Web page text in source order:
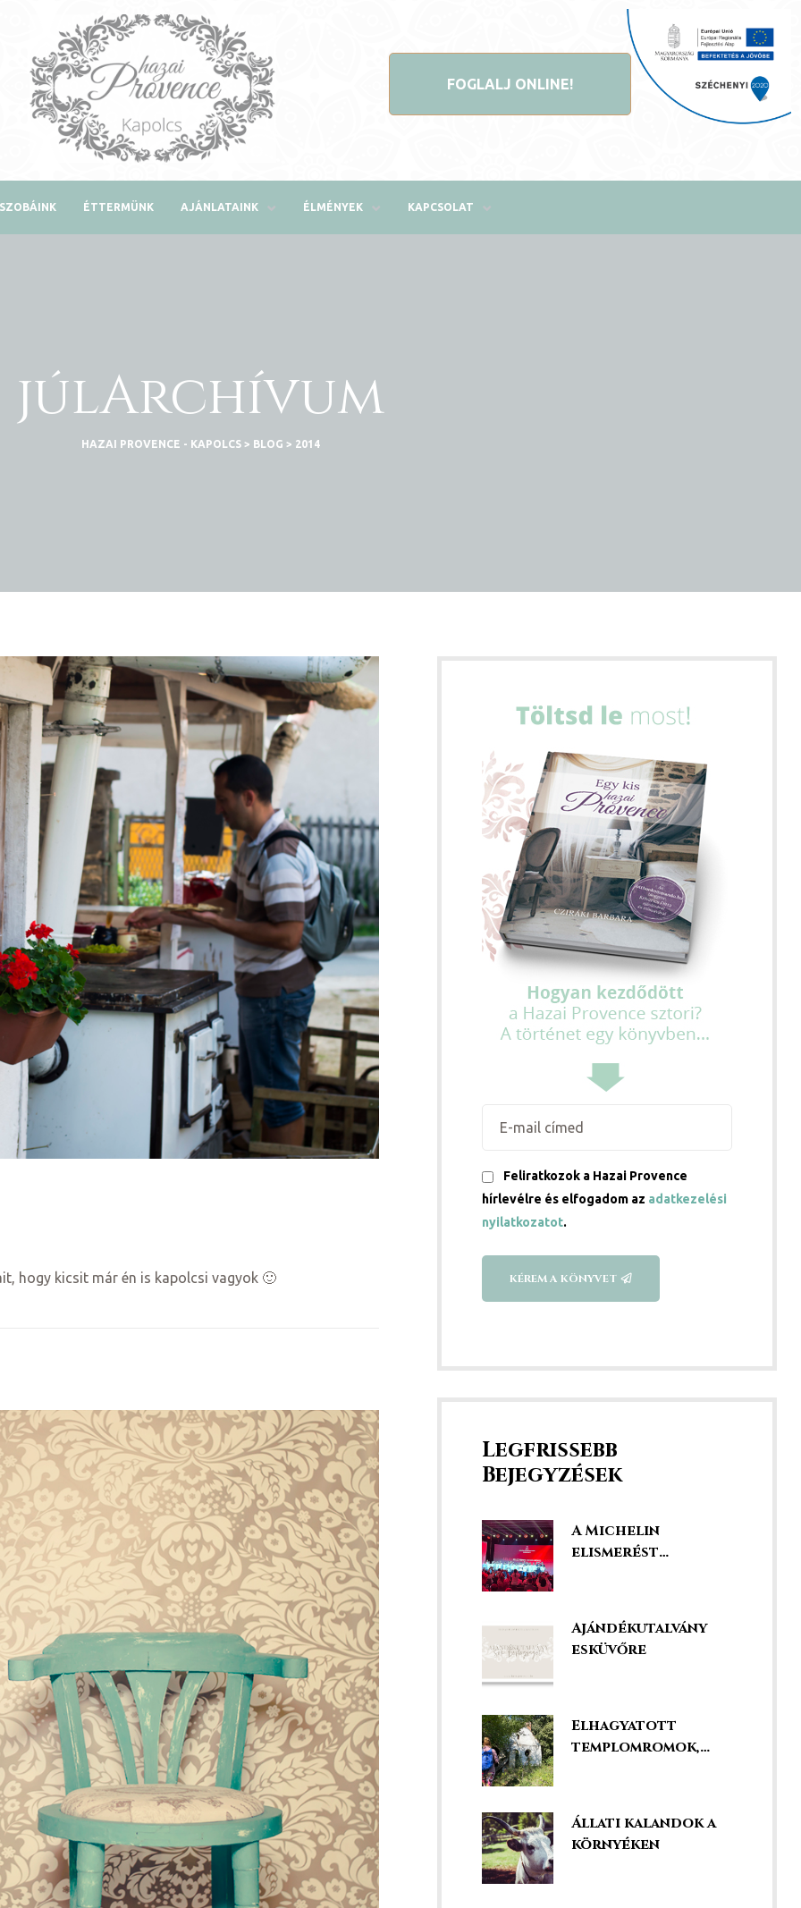
FOGLALJ ONLINE!
SZOBÁINK ÉTTERMÜNK AJÁNLATAINK ÉLMÉNYEK KAPCSOLAT
júlArchívum
HAZAI PROVENCE - KAPOLCS> BLOG > 2014
hogy kicsit már én is kapolcsi vagyok 🙂
Feliratkozok a Hazai Provence
hírlevélre és elfogadom az adatkezelési
nyilatkozatot.
KÉREM A KÖNYVET
Legfrissebb
Bejegyzések
A Michelin
elismerést
legjobbak között!
Ajándékutalvány
esküvőre
Elhagyatott
templomromok,
Állati kalandok a
környéken